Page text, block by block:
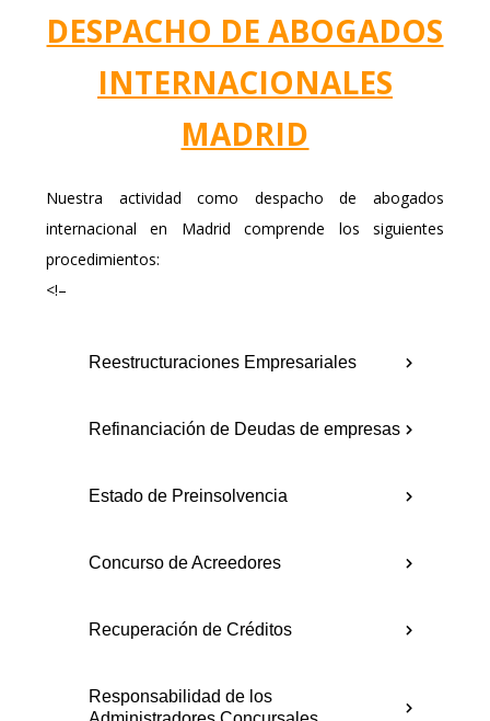
DESPACHO DE ABOGADOS
INTERNACIONALES
MADRID
Nuestra actividad como despacho de abogados
internacional en Madrid comprende los siguientes
procedimientos:
<!–
Reestructuraciones Empresariales
Refinanciación de Deudas de empresas
Estado de Preinsolvencia
Concurso de Acreedores
Recuperación de Créditos
Responsabilidad de los